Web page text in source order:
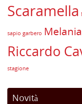
Scaramella
sapio garbero
Riccardo
stagione
Novità